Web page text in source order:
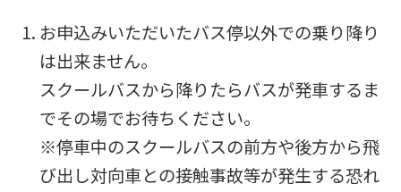
お申込みいただいたバス停以外での乗り降り
は出来ません。
スクールバスから降りたらバスが発車するま
でその場でお待ちください。
※停車中のスクールバスの前方や後方から飛
び出し対向車との接触事故等が発生する恐れ
may
be
an
accurate
translation.